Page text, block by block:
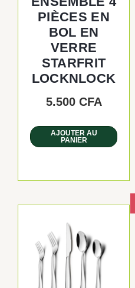
PIÈCES EN
BOL EN
VERRE
STARFRIT
LOCKNLOCK
5.500 CFA
AJOUTER AU
PANIER